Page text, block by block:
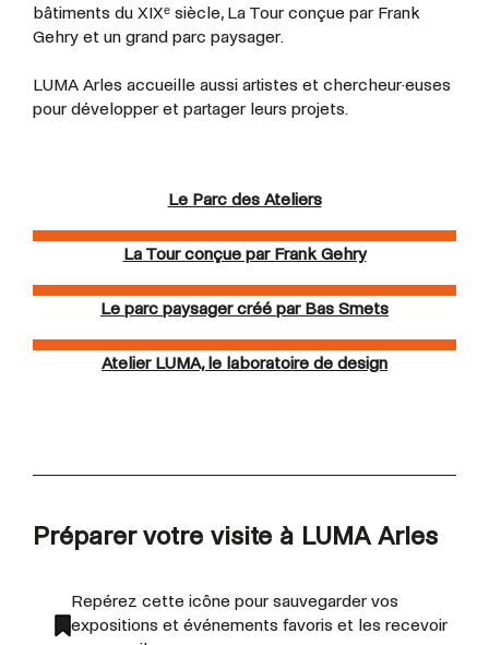
bâtiments du XIXᵉ siècle, La Tour conçue par Frank
Gehry et un grand parc paysager.
LUMA Arles accueille aussi artistes et chercheur·euses
pour développer et partager leurs projets.
Le Parc des Ateliers
La Tour conçue par Frank Gehry
Le parc paysager créé par Bas Smets
Atelier LUMA, le laboratoire de design
Préparer votre visite à LUMA Arles
Repérez cette icône pour sauvegarder vos
expositions et événements favoris et les recevoir